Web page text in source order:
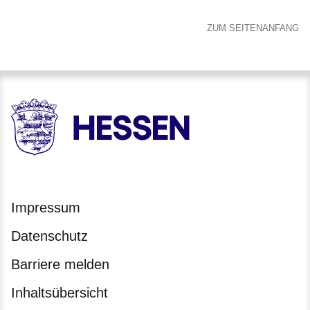
ZUM SEITENANFANG
HESSEN - Hessische Landesregierung
Impressum
Datenschutz
Barriere melden
Inhaltsübersicht